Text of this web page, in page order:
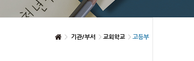
기관/부서 교회학교 고등부